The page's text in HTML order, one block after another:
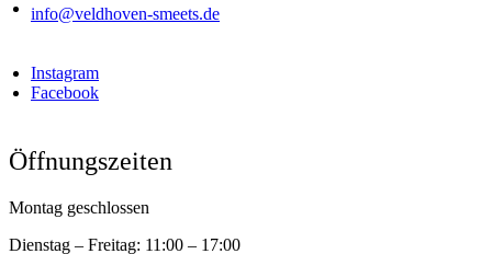
info@veldhoven-smeets.de
Instagram
Facebook
Öffnungszeiten
Montag geschlossen
Dienstag – Freitag: 11:00 – 17:00